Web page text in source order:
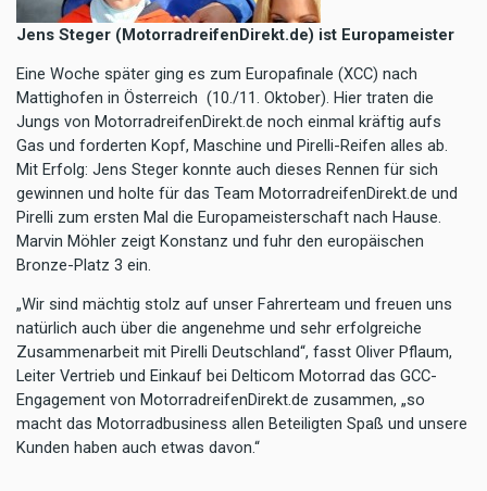
Jens Steger (MotorradreifenDirekt.de) ist Europameister
Eine Woche später ging es zum Europafinale (XCC) nach
Mattighofen in Österreich (10./11. Oktober). Hier traten die
Jungs von MotorradreifenDirekt.de noch einmal kräftig aufs
Gas und forderten Kopf, Maschine und Pirelli-Reifen alles ab.
Mit Erfolg: Jens Steger konnte auch dieses Rennen für sich
gewinnen und holte für das Team MotorradreifenDirekt.de und
Pirelli zum ersten Mal die Europameisterschaft nach Hause.
Marvin Möhler zeigt Konstanz und fuhr den europäischen
Bronze-Platz 3 ein.
„Wir sind mächtig stolz auf unser Fahrerteam und freuen uns
natürlich auch über die angenehme und sehr erfolgreiche
Zusammenarbeit mit Pirelli Deutschland“, fasst Oliver Pflaum,
Leiter Vertrieb und Einkauf bei Delticom Motorrad das GCC-
Engagement von MotorradreifenDirekt.de zusammen, „so
macht das Motorradbusiness allen Beteiligten Spaß und unsere
Kunden haben auch etwas davon.“